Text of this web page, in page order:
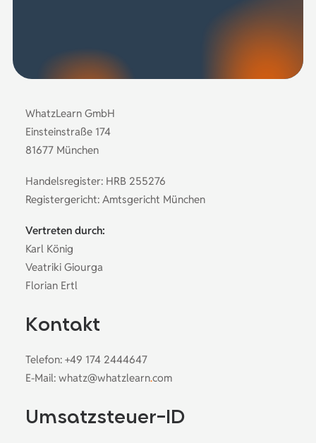
WhatzLearn GmbH
Einsteinstraße 174
81677 München
Handelsregister: HRB 255276
Registergericht: Amtsgericht München
Vertreten durch:
Karl König
Veatriki Giourga
Florian Ertl
Kontakt
Telefon: +49 174 2444647
E-Mail: whatz@whatzlearn.com
Umsatzsteuer-ID